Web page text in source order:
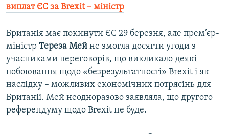
виплат ЄС за Brexit – міністр
Британія має покинути ЄС 29 березня, але прем’єр-
міністр Тереза Мей не змогла досягти угоди з
учасниками переговорів, що викликало деякі
побоювання щодо «безрезультатності» Brexit і як
наслідку – можливих економічних потрясінь для
Британії. Мей неодноразово заявляла, що другого
референдуму щодо Brexit не буде.